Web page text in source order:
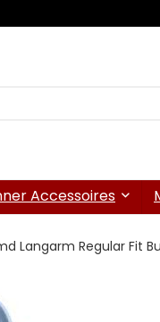
Accessoires
Langarm Regular